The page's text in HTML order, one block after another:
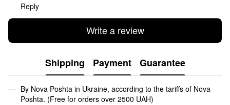
Reply
Write a review
Shipping Payment Guarantee
By Nova Poshta in Ukraine, according to the tariffs of Nova
Poshta. (Free for orders over 2500 UAH)